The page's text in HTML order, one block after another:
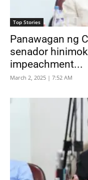
Top Stories
Panawagan ng
senador
impeachment...
March 2, 2025 | 7:52 AM